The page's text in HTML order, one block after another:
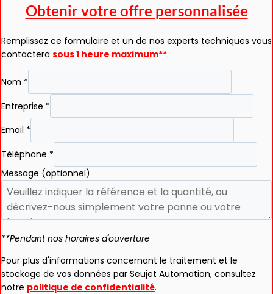
Obtenir votre offre personnalisée
Remplissez ce formulaire et un de nos experts techniques vous
contactera sous 1 heure maximum**.
Nom *
Entreprise *
Email *
Téléphone *
Message (optionnel)
**Pendant nos horaires d'ouverture
Pour plus d'informations concernant le traitement et le
stockage de vos données par Seujet Automation, consultez
notre politique de confidentialité.